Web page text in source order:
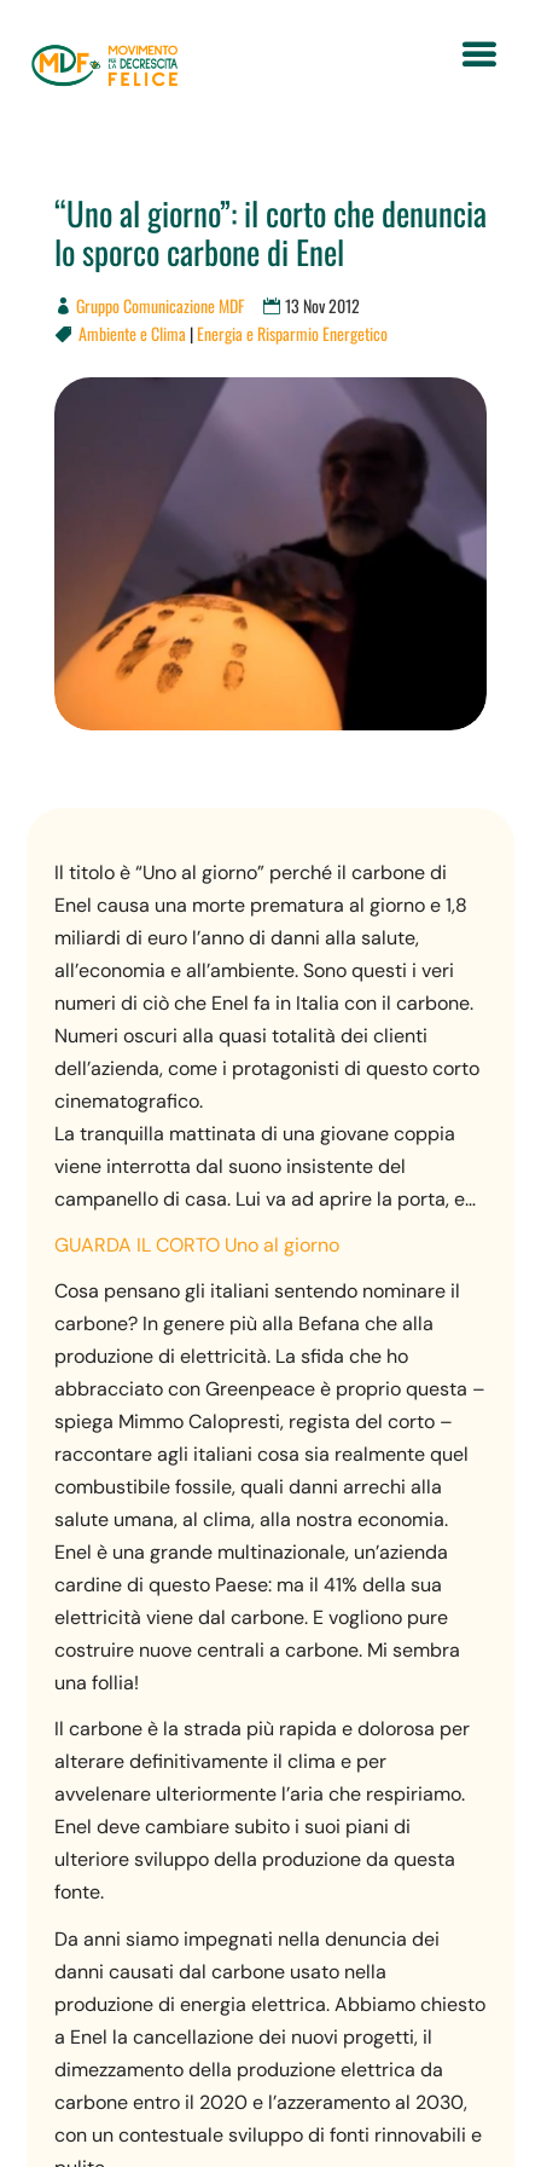
“Uno al giorno”: il corto che denuncia
lo sporco carbone di Enel
Gruppo Comunicazione MDF 13 Nov 2012
 Ambiente e Clima |Energia e Risparmio Energetico
Il titolo è “Uno al giorno” perché il carbone di
Enel causa una morte prematura al giorno e 1,8
miliardi di euro l’anno di danni alla salute,
all’economia e all’ambiente. Sono questi i veri
numeri di ciò che Enel fa in Italia con il carbone.
Numeri oscuri alla quasi totalità dei clienti
dell’azienda, come i protagonisti di questo corto
cinematografico.
La tranquilla mattinata di una giovane coppia
viene interrotta dal suono insistente del
campanello di casa. Lui va ad aprire la porta, e…
GUARDA IL CORTO Uno al giorno
Cosa pensano gli italiani sentendo nominare il
carbone? In genere più alla Befana che alla
produzione di elettricità. La sfida che ho
abbracciato con Greenpeace è proprio questa –
spiega Mimmo Calopresti, regista del corto –
raccontare agli italiani cosa sia realmente quel
combustibile fossile, quali danni arrechi alla
salute umana, al clima, alla nostra economia.
Enel è una grande multinazionale, un’azienda
cardine di questo Paese: ma il 41% della sua
elettricità viene dal carbone. E vogliono pure
costruire nuove centrali a carbone. Mi sembra
una follia!
Il carbone è la strada più rapida e dolorosa per
alterare definitivamente il clima e per
avvelenare ulteriormente l’aria che respiriamo.
Enel deve cambiare subito i suoi piani di
ulteriore sviluppo della produzione da questa
fonte.
Da anni siamo impegnati nella denuncia dei
danni causati dal carbone usato nella
produzione di energia elettrica. Abbiamo chiesto
a Enel la cancellazione dei nuovi progetti, il
dimezzamento della produzione elettrica da
carbone entro il 2020 e l’azzeramento al 2030,
con un contestuale sviluppo di fonti rinnovabili e